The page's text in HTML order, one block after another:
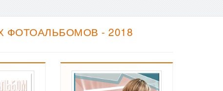
ФОТОАЛЬБОМОВ - 2018